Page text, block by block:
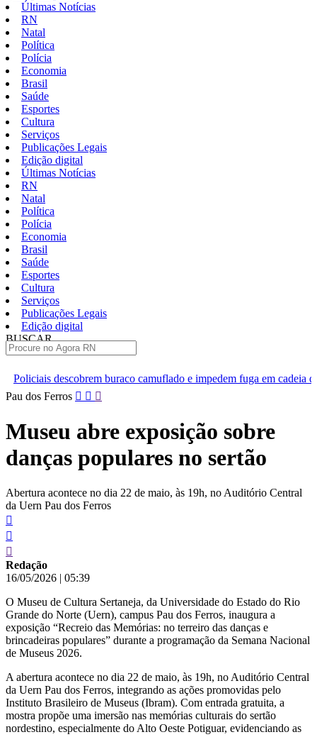
Últimas Notícias
RN
Natal
Política
Polícia
Economia
Brasil
Saúde
Esportes
Cultura
Serviços
Publicações Legais
Edição digital
Últimas Notícias
RN
Natal
Política
Polícia
Economia
Brasil
Saúde
Esportes
Cultura
Serviços
Publicações Legais
Edição digital
BUSCAR
camuflado e impedem fuga em cadeia de Ceará-Mirim
Pular
conteúdo
Pau dos Ferros
Museu abre exposição sobre
danças populares no sertão
Abertura acontece no dia 22 de maio, às 19h, no Auditório Central
da Uern Pau dos Ferros
Redação
16/05/2026 | 05:39
O Museu de Cultura Sertaneja, da Universidade do Estado do Rio
Grande do Norte (Uern), campus Pau dos Ferros, inaugura a
exposição “Recreio das Memórias: no terreiro das danças e
brincadeiras populares” durante a programação da Semana Nacional
de Museus 2026.
A abertura acontece no dia 22 de maio, às 19h, no Auditório Central
da Uern Pau dos Ferros, integrando as ações promovidas pelo
Instituto Brasileiro de Museus (Ibram). Com entrada gratuita, a
mostra propõe uma imersão nas memórias culturais do sertão
nordestino, especialmente do Alto Oeste Potiguar, evidenciando as